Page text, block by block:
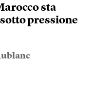
sta
pressione